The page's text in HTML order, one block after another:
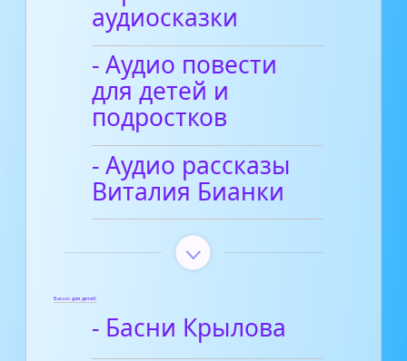
аудиосказки
- Аудио повести
для детей и
подростков
- Аудио рассказы
Виталия Бианки
Басни для детей
- Басни Крылова